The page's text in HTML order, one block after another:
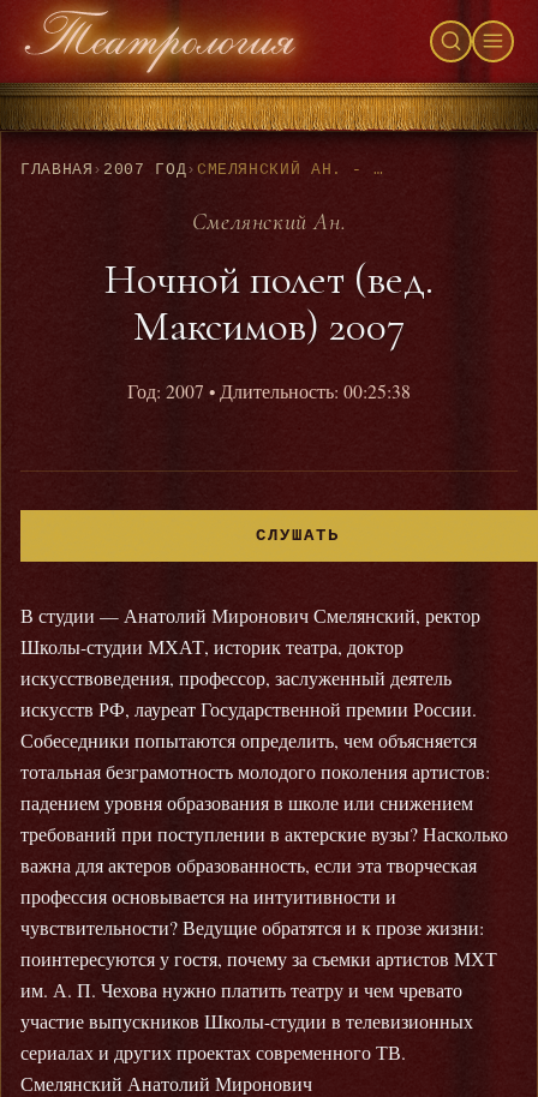
ГЛАВНАЯ › 2007 ГОД› СМЕЛЯНСКИЙ АН. - НОЧНОЙ ПОЛЕТ (ВЕД. МАКСИМОВ) 2007
Смелянский Ан.
Ночной полет (вед.
Максимов) 2007
Год: 2007 • Длительность: 00:25:38
СЛУШАТЬ
В студии — Анатолий Миронович Смелянский, ректор
Школы-студии МХАТ, историк театра, доктор
искусствоведения, профессор, заслуженный деятель
искусств РФ, лауреат Государственной премии России.
Собеседники попытаются определить, чем объясняется
тотальная безграмотность молодого поколения артистов:
падением уровня образования в школе или снижением
требований при поступлении в актерские вузы? Насколько
важна для актеров образованность, если эта творческая
профессия основывается на интуитивности и
чувствительности? Ведущие обратятся и к прозе жизни:
поинтересуются у гостя, почему за съемки артистов МХТ
им. А. П. Чехова нужно платить театру и чем чревато
участие выпускников Школы-студии в телевизионных
сериалах и других проектах современного ТВ.
Смелянский Анатолий Миронович